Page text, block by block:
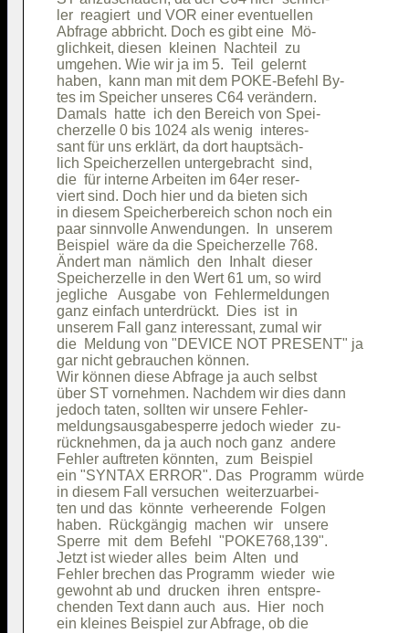
ler  reagiert  und VOR einer eventuellen
Abfrage abbricht. Doch es gibt eine  Mö-
glichkeit, diesen  kleinen  Nachteil  zu
umgehen. Wie wir ja im 5.  Teil  gelernt
haben,  kann man mit dem POKE-Befehl By-
tes im Speicher unseres C64 verändern.
Damals  hatte  ich den Bereich von Spei-
cherzelle 0 bis 1024 als wenig  interes-
sant für uns erklärt, da dort hauptsäch-
lich Speicherzellen untergebracht  sind,
die  für interne Arbeiten im 64er reser-
viert sind. Doch hier und da bieten sich
in diesem Speicherbereich schon noch ein
paar sinnvolle Anwendungen.  In  unserem
Beispiel  wäre da die Speicherzelle 768.
Ändert man  nämlich  den  Inhalt  dieser
Speicherzelle in den Wert 61 um, so wird
jegliche   Ausgabe  von  Fehlermeldungen
ganz einfach unterdrückt.  Dies  ist  in
unserem Fall ganz interessant, zumal wir
die  Meldung von "DEVICE NOT PRESENT" ja
gar nicht gebrauchen können.
Wir können diese Abfrage ja auch selbst
über ST vornehmen. Nachdem wir dies dann
jedoch taten, sollten wir unsere Fehler-
meldungsausgabesperre jedoch wieder  zu-
rücknehmen, da ja auch noch ganz  andere
Fehler auftreten könnten,  zum  Beispiel
ein "SYNTAX ERROR". Das  Programm  würde
in diesem Fall versuchen  weiterzuarbei-
ten und das  könnte  verheerende  Folgen
haben.  Rückgängig  machen  wir   unsere
Sperre  mit  dem  Befehl  "POKE768,139".
Jetzt ist wieder alles  beim  Alten  und
Fehler brechen das Programm  wieder  wie
gewohnt ab und  drucken  ihren  entspre-
chenden Text dann auch  aus.  Hier  noch
ein kleines Beispiel zur Abfrage, ob die